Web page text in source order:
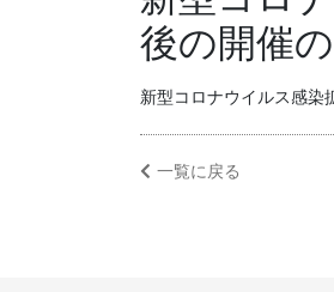
後の開催
新型コロナウイルス感染
一覧に戻る